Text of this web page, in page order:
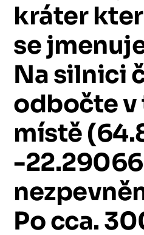
kráter
se
Nasilnici
odbočtev
místě
-
Pocca.